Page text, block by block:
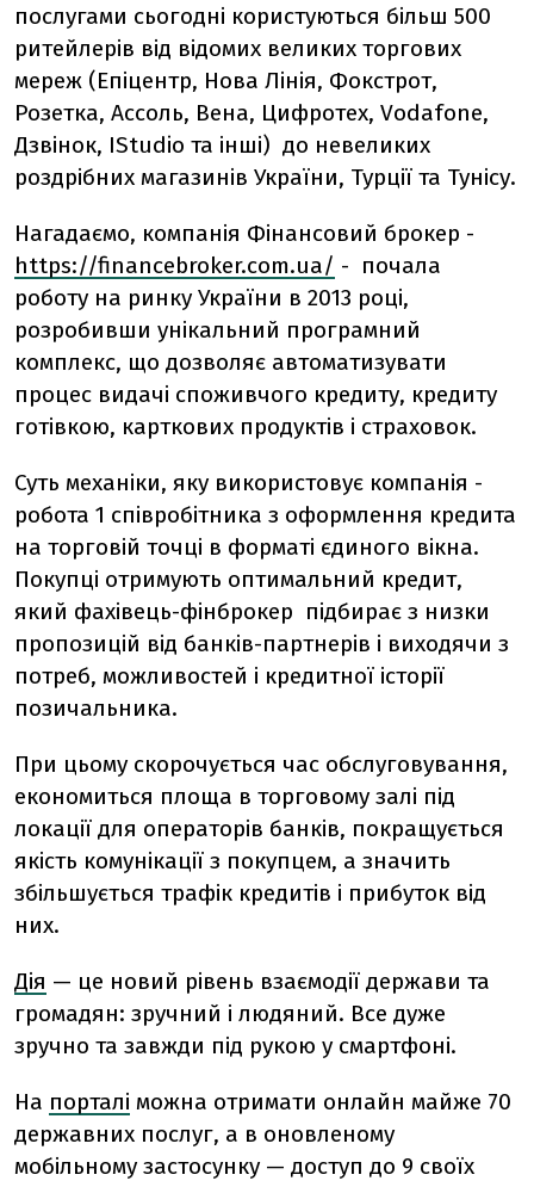
послугами сьогодні користуються більш 500
ритейлерів від відомих великих торгових
мереж (Епіцентр, Нова Лінія, Фокстрот,
Розетка, Ассоль, Вена, Цифротех, Vodafone,
Дзвінок, IStudio та інші) до невеликих
роздрібних магазинів України, Турції та Тунісу.
Нагадаємо, компанія Фінансовий брокер -
https://financebroker.com.ua/ - почала
роботу на ринку України в 2013 році,
розробивши унікальний програмний
комплекс, що дозволяє автоматизувати
процес видачі споживчого кредиту, кредиту
готівкою, карткових продуктів і страховок.
Суть механіки, яку використовує компанія -
робота 1 співробітника з оформлення кредита
на торговій точці в форматі єдиного вікна.
Покупці отримують оптимальний кредит,
який фахівець-фінброкер підбирає з низки
пропозицій від банків-партнерів і виходячи з
потреб, можливостей і кредитної історії
позичальника.
При цьому скорочується час обслуговування,
економиться площа в торговому залі під
локації для операторів банків, покращується
якість комунікації з покупцем, а значить
збільшується трафік кредитів і прибуток від
них.
Дія — це новий рівень взаємодії держави та
громадян: зручний і людяний. Все дуже
зручно та завжди під рукою у смартфоні.
На порталі можна отримати онлайн майже 70
державних послуг, а в оновленому
мобільному застосунку — доступ до 9 своїх